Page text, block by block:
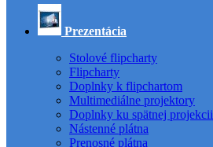
Prezentácia
Stolové flipcharty
Flipcharty
Doplnky k flipchartom
Multimediálne projektory
Doplnky ku spätnej projekcii
Nástenné plátna
Prenosné plátna